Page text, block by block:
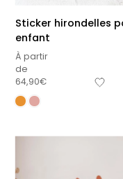
Sticker hirondelles
enfant
À partir
de
64,90€